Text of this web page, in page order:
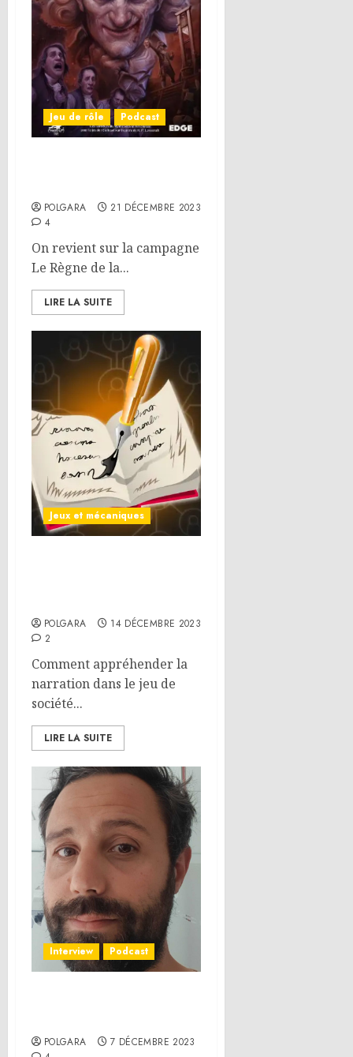
Jeu de rôle Podcast
POLGARA
21 DÉCEMBRE 2023
4
On revient sur la campagne
Le Règne de la...
LIRE LA SUITE
Jeux et mécaniques
POLGARA
14 DÉCEMBRE 2023
2
Comment appréhender la
narration dans le jeu de
société...
LIRE LA SUITE
Interview Podcast
POLGARA
7 DÉCEMBRE 2023